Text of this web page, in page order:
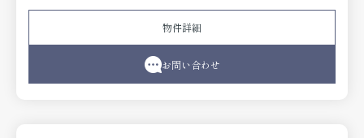
物件詳細
お問い合わせ